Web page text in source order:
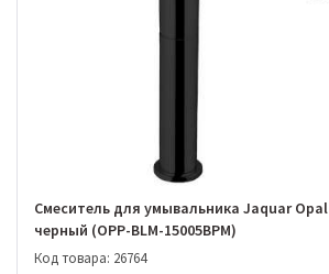
Смеситель для умывальника Jaquar
черный (OPP-BLM-15005BPM)
Код товара: 26764